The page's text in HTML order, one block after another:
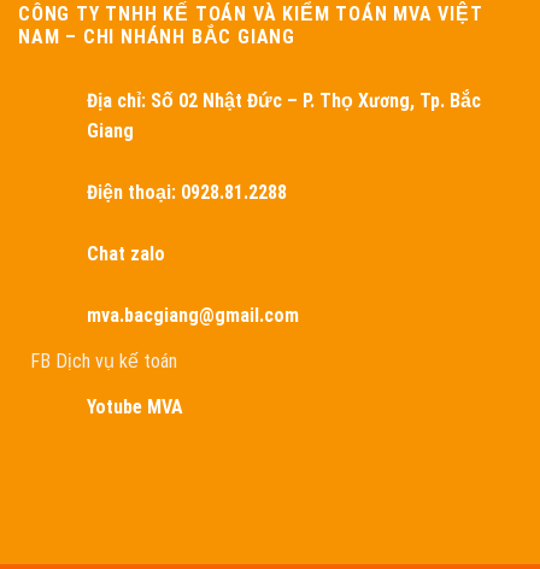
CÔNG TY TNHH KẾ TOÁN VÀ KIỂM TOÁN MVA VIỆT
NAM – CHI NHÁNH BẮC GIANG
Địa chỉ: Số 02 Nhật Đức – P. Thọ Xương, Tp. Bắc
Giang
Điện thoại: 0928.81.2288
Chat zalo
mva.bacgiang@gmail.com
FB Dịch vụ kế toán
Yotube MVA